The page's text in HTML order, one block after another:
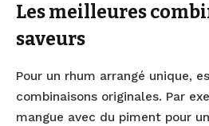
Les meilleures
saveurs
Pour un rhum arrangé unique,
combinaisons originales. Par
mangue avec du piment pour